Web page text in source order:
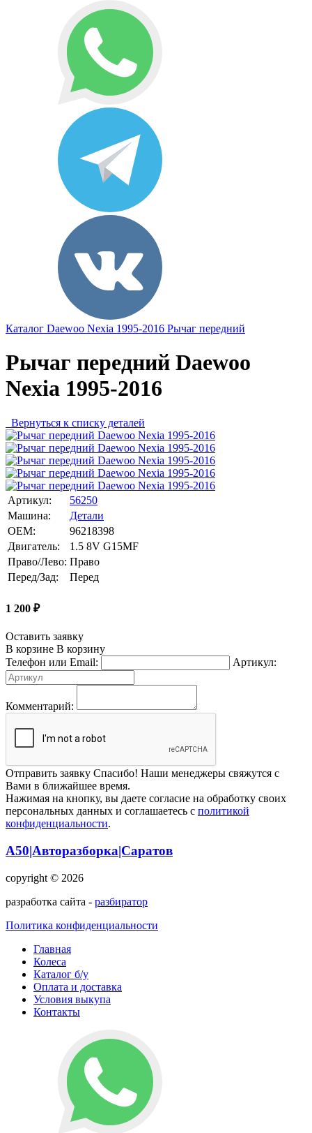
Каталог Daewoo Nexia 1995-2016 Рычаг передний
Рычаг передний Daewoo
Nexia 1995-2016
Вернуться к списку деталей
Артикул:
56250
Машина:
Детали
OEM:
96218398
Двигатель:
1.5 8V G15MF
Право/Лево: Право
Перед/Зад:
Перед
1 200 ₽
Оставить заявку
В корзине В корзину
Телефон или Email:
Артикул:
Комментарий:
Отправить заявку Спасибо! Наши менеджеры свяжутся с
Вами в ближайшее время.
Нажимая на кнопку, вы даете согласие на обработку своих
персональных данных и соглашаетесь с политикой
конфиденциальности.
А50|Авторазборка|Саратов
copyright © 2026
разработка сайта - разбиратор
Политика конфиденциальности
Главная
Колеса
Каталог б/у
Оплата и доставка
Условия выкупа
Контакты